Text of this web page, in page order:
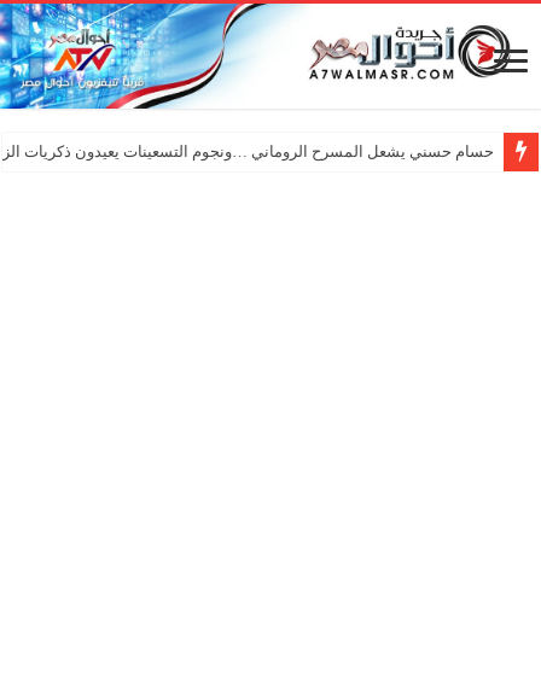
حسام حسني يشعل المسرح الروماني …ونجوم التسعينات يعيدون ذكريات